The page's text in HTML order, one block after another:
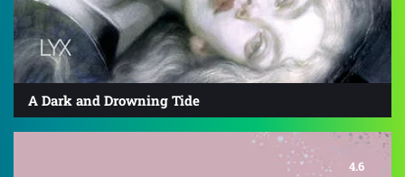
A Dark and Drowning Tide
4.6